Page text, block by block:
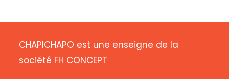
CHAPICHAPO est une enseigne de la
société FH CONCEPT